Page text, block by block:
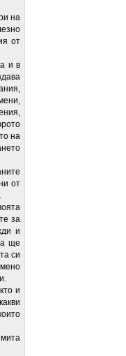
на
от
и в
на
от
за
и
ще
си
и